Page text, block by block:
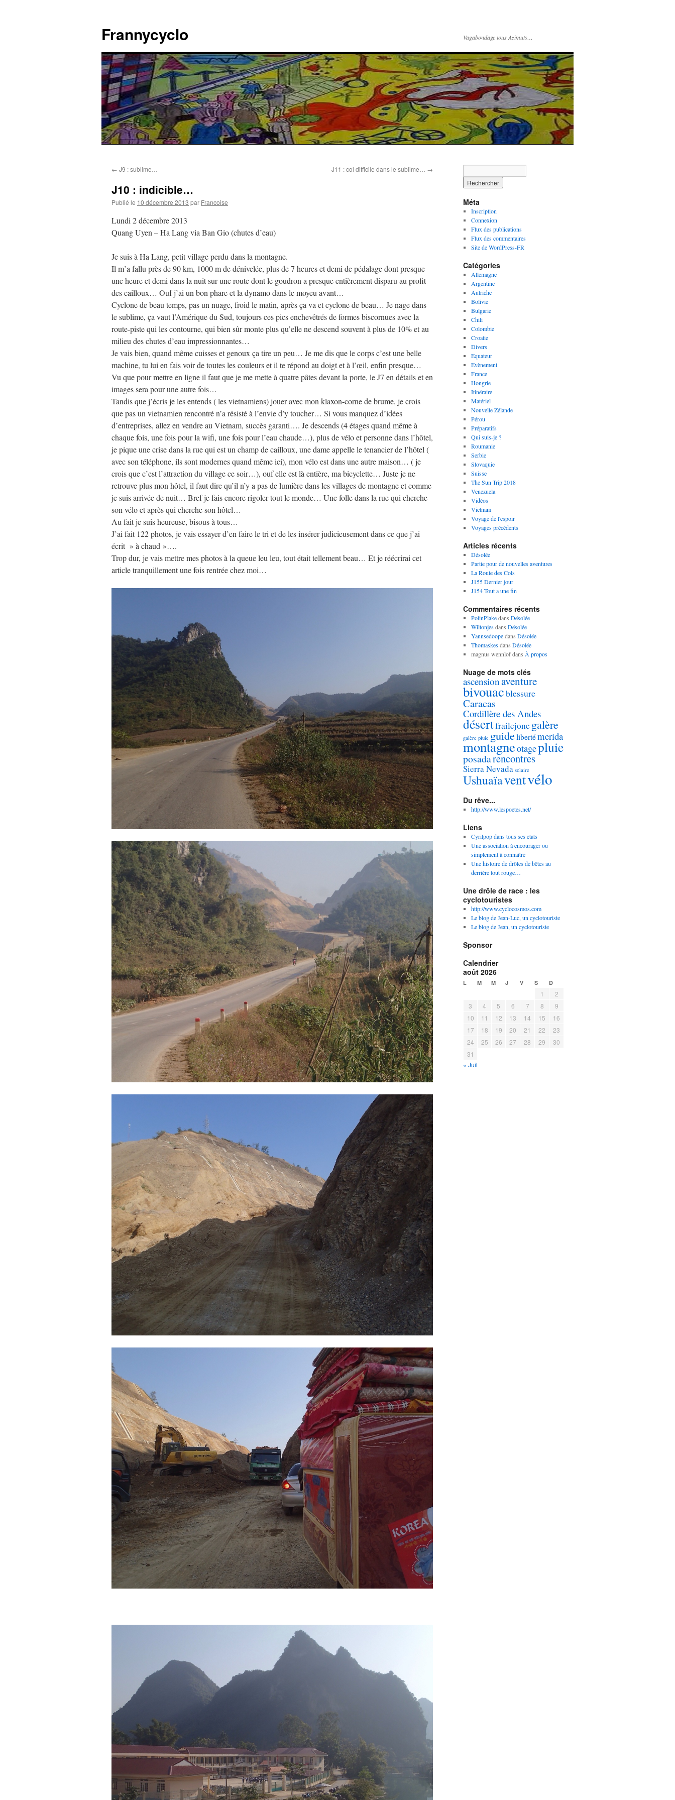
contenu
Frannycyclo Vagabondage tous Azimuts…
← J9 : sublime… J11 : col difficile dans le sublime… →
J10 : indicible…
Publié le 10 décembre 2013 par Francoise
Lundi 2 décembre 2013
Quang Uyen – Ha Lang via Ban Gio (chutes d’eau)
Je suis à Ha Lang, petit village perdu dans la montagne.
Il m’a fallu près de 90 km, 1000 m de dénivelée, plus de 7 heures et demi de pédalage dont presque
une heure et demi dans la nuit sur une route dont le goudron a presque entièrement disparu au profit
des cailloux… Ouf j’ai un bon phare et la dynamo dans le moyeu avant…
Cyclone de beau temps, pas un nuage, froid le matin, après ça va et cyclone de beau… Je nage dans
le sublime, ça vaut l’Amérique du Sud, toujours ces pics enchevêtrés de formes biscornues avec la
route-piste qui les contourne, qui bien sûr monte plus qu’elle ne descend souvent à plus de 10% et au
milieu des chutes d’eau impressionnantes…
Je vais bien, quand même cuisses et genoux ça tire un peu… Je me dis que le corps c’est une belle
machine, tu lui en fais voir de toutes les couleurs et il te répond au doigt et à l’œil, enfin presque…
Vu que pour mettre en ligne il faut que je me mette à quatre pâtes devant la porte, le J7 en détails et en
images sera pour une autre fois…
Tandis que j’écris je les entends ( les vietnamiens) jouer avec mon klaxon-corne de brume, je crois
que pas un vietnamien rencontré n’a résisté à l’envie d’y toucher… Si vous manquez d’idées
d’entreprises, allez en vendre au Vietnam, succès garanti…. Je descends (4 étages quand même à
chaque fois, une fois pour la wifi, une fois pour l’eau chaude…), plus de vélo et personne dans l’hôtel,
je pique une crise dans la rue qui est un champ de cailloux, une dame appelle le tenancier de l’hôtel (
avec son téléphone, ils sont modernes quand même ici), mon vélo est dans une autre maison… ( je
crois que c’est l’attraction du village ce soir…), ouf elle est là entière, ma bicyclette… Juste je ne
retrouve plus mon hôtel, il faut dire qu’il n’y a pas de lumière dans les villages de montagne et comme
je suis arrivée de nuit… Bref je fais encore rigoler tout le monde… Une folle dans la rue qui cherche
son vélo et après qui cherche son hôtel…
Au fait je suis heureuse, bisous à tous…
J’ai fait 122 photos, je vais essayer d’en faire le tri et de les insérer judicieusement dans ce que j’ai
écrit » à chaud »….
Trop dur, je vais mettre mes photos à la queue leu leu, tout était tellement beau… Et je réécrirai cet
article tranquillement une fois rentrée chez moi…
Méta
Inscription
Connexion
Flux des publications
Flux des commentaires
Site de WordPress-FR
Catégories
Allemagne
Argentine
Autriche
Bolivie
Bulgarie
Chili
Colombie
Croatie
Divers
Equateur
Evènement
France
Hongrie
Itinéraire
Matériel
Nouvelle Zélande
Pérou
Préparatifs
Qui suis-je ?
Roumanie
Serbie
Slovaquie
Suisse
The Sun Trip 2018
Venezuela
Vidéos
Vietnam
Voyage de l'espoir
Voyages précédents
Articles récents
Désolée
Partie pour de nouvelles aventures
La Route des Cols
J155 Dernier jour
J154 Tout a une fin
Commentaires récents
PolinPlakedans Désolée
Wiltonjesdans Désolée
Yannsedoopedans Désolée
Thomaskesdans Désolée
magnus wennlofdans À propos
Nuage de mots clés
ascensionaventure
bivouacblessure
Caracas
Cordillère des Andes
désertfrailejonegalère
galère pluie guidelibertémerida
montagneotagepluie
posadarencontres
Sierra Nevada solaire
Ushuaïaventvélo
Du rêve...
http://www.lespoetes.net/
Liens
Cyrilpop dans tous ses etats
Une association à encourager ou
simplement à connaître
Une histoire de drôles de bêtes au
derrière tout rouge…
Une drôle de race : les
cyclotouristes
http://www.cyclocosmos.com
Le blog de Jean-Luc, un cyclotouriste
Le blog de Jean, un cyclotouriste
Sponsor
Calendrier
août 2026
L M M J V S D
1
2
3
4 5 6 7 8
9
10
11 12 13 14 15
16
17
18 19 20 21 22
23
24
25 26 27 28 29
30
31
« Juil